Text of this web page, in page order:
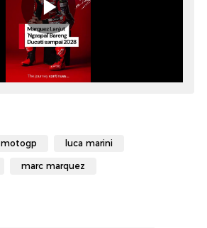
motogp luca marini
marc marquez